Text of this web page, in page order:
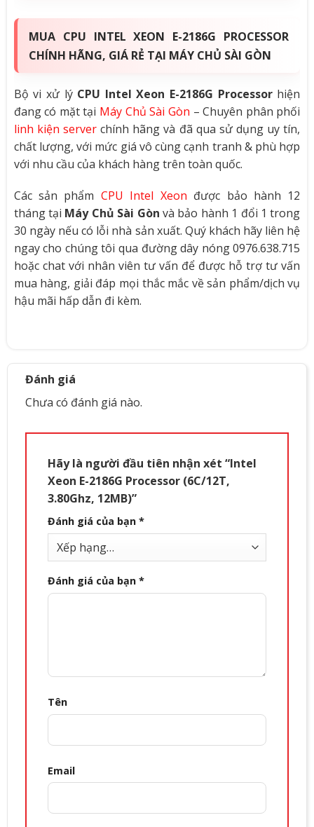
MUA CPU INTEL XEON E-2186G PROCESSOR
CHÍNH HÃNG, GIÁ RẺ TẠI MÁY CHỦ SÀI GÒN
Bộ vi xử lý CPU Intel Xeon E-2186G Processorhiện
đang có mặt tại Máy Chủ Sài Gòn – Chuyên phân phối
linh kiện serverchính hãng và đã qua sử dụng uy tín,
chất lượng, với mức giá vô cùng cạnh tranh & phù hợp
với nhu cầu của khách hàng trên toàn quốc.
Các sản phẩm CPU Intel Xeon được bảo hành 12
tháng tại Máy Chủ Sài Gòn và bảo hành 1 đổi 1 trong
30 ngày nếu có lỗi nhà sản xuất. Quý khách hãy liên hệ
ngay cho chúng tôi qua đường dây nóng 0976.638.715
hoặc chat với nhân viên tư vấn để được hỗ trợ tư vấn
mua hàng, giải đáp mọi thắc mắc về sản phẩm/dịch vụ
hậu mãi hấp dẫn đi kèm.
Đánh giá
Chưa có đánh giá nào.
Hãy là người đầu tiên nhận xét “Intel
Xeon E-2186G Processor (6C/12T,
3.80Ghz, 12MB)”
Đánh giá của bạn *
Đánh giá của bạn *
Tên
Email